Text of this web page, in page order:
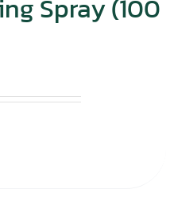
Spray (100